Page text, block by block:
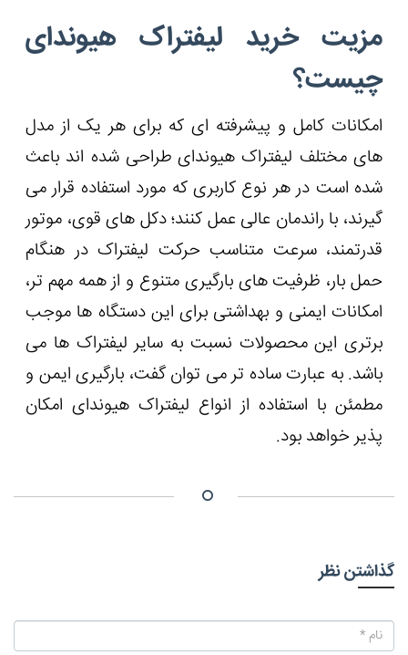
مزیت خرید لیفتراک هیوندای
چیست؟
امکانات کامل و پیشرفته ای که برای هر یک از مدل
های مختلف لیفتراک هیوندای طراحی شده اند باعث
شده است در هر نوع کاربری که مورد استفاده قرار می
گیرند، با راندمان عالی عمل کنند؛ دکل های قوی، موتور
قدرتمند، سرعت متناسب حرکت لیفتراک در هنگام
حمل بار، ظرفیت های بارگیری متنوع و از همه مهم تر،
امکانات ایمنی و بهداشتی برای این دستگاه ها موجب
برتری این محصولات نسبت به سایر لیفتراک ها می
باشد. به عبارت ساده تر می توان گفت، بارگیری ایمن و
مطمئن با استفاده از انواع لیفتراک هیوندای امکان
پذیر خواهد بود.
گذاشتن نظر